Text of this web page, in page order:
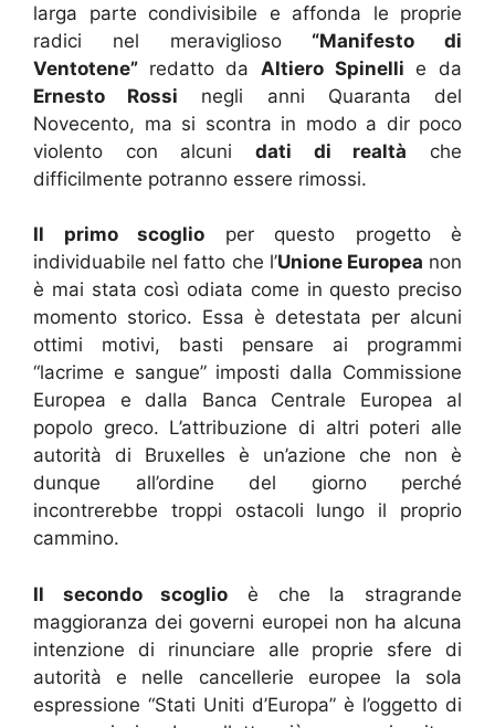
larga parte condivisibile e affonda le proprie
radici nel meraviglioso “Manifesto di
Ventotene” redatto da Altiero Spinelli e da
Ernesto Rossi negli anni Quaranta del
Novecento, ma si scontra in modo a dir poco
violento con alcuni dati di realtà che
difficilmente potranno essere rimossi.
Il primo scoglio per questo progetto è
individuabile nel fatto che l’Unione Europea non
è mai stata così odiata come in questo preciso
momento storico. Essa è detestata per alcuni
ottimi motivi, basti pensare ai programmi
“lacrime e sangue” imposti dalla Commissione
Europea e dalla Banca Centrale Europea al
popolo greco. L’attribuzione di altri poteri alle
autorità di Bruxelles è un’azione che non è
dunque all’ordine del giorno perché
incontrerebbe troppi ostacoli lungo il proprio
cammino.
Il secondo scoglio è che la stragrande
maggioranza dei governi europei non ha alcuna
intenzione di rinunciare alle proprie sfere di
autorità e nelle cancellerie europee la sola
espressione “Stati Uniti d’Europa” è l’oggetto di